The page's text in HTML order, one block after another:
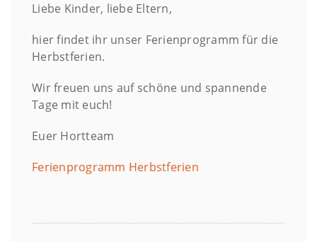
Liebe Kinder, liebe Eltern,
hier findet ihr unser Ferienprogramm für die
Herbstferien.
Wir freuen uns auf schöne und spannende
Tage mit euch!
Euer Hortteam
Ferienprogramm Herbstferien